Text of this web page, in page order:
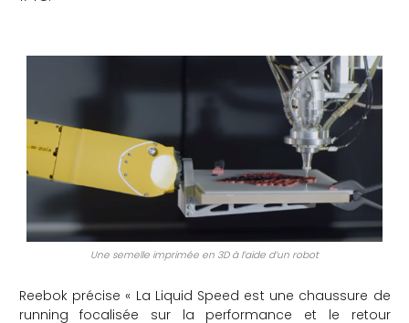
Une semelle imprimée en 3D à l’aide d’un robot
Reebok précise « La Liquid Speed est une chaussure de
running focalisée sur la performance et le retour